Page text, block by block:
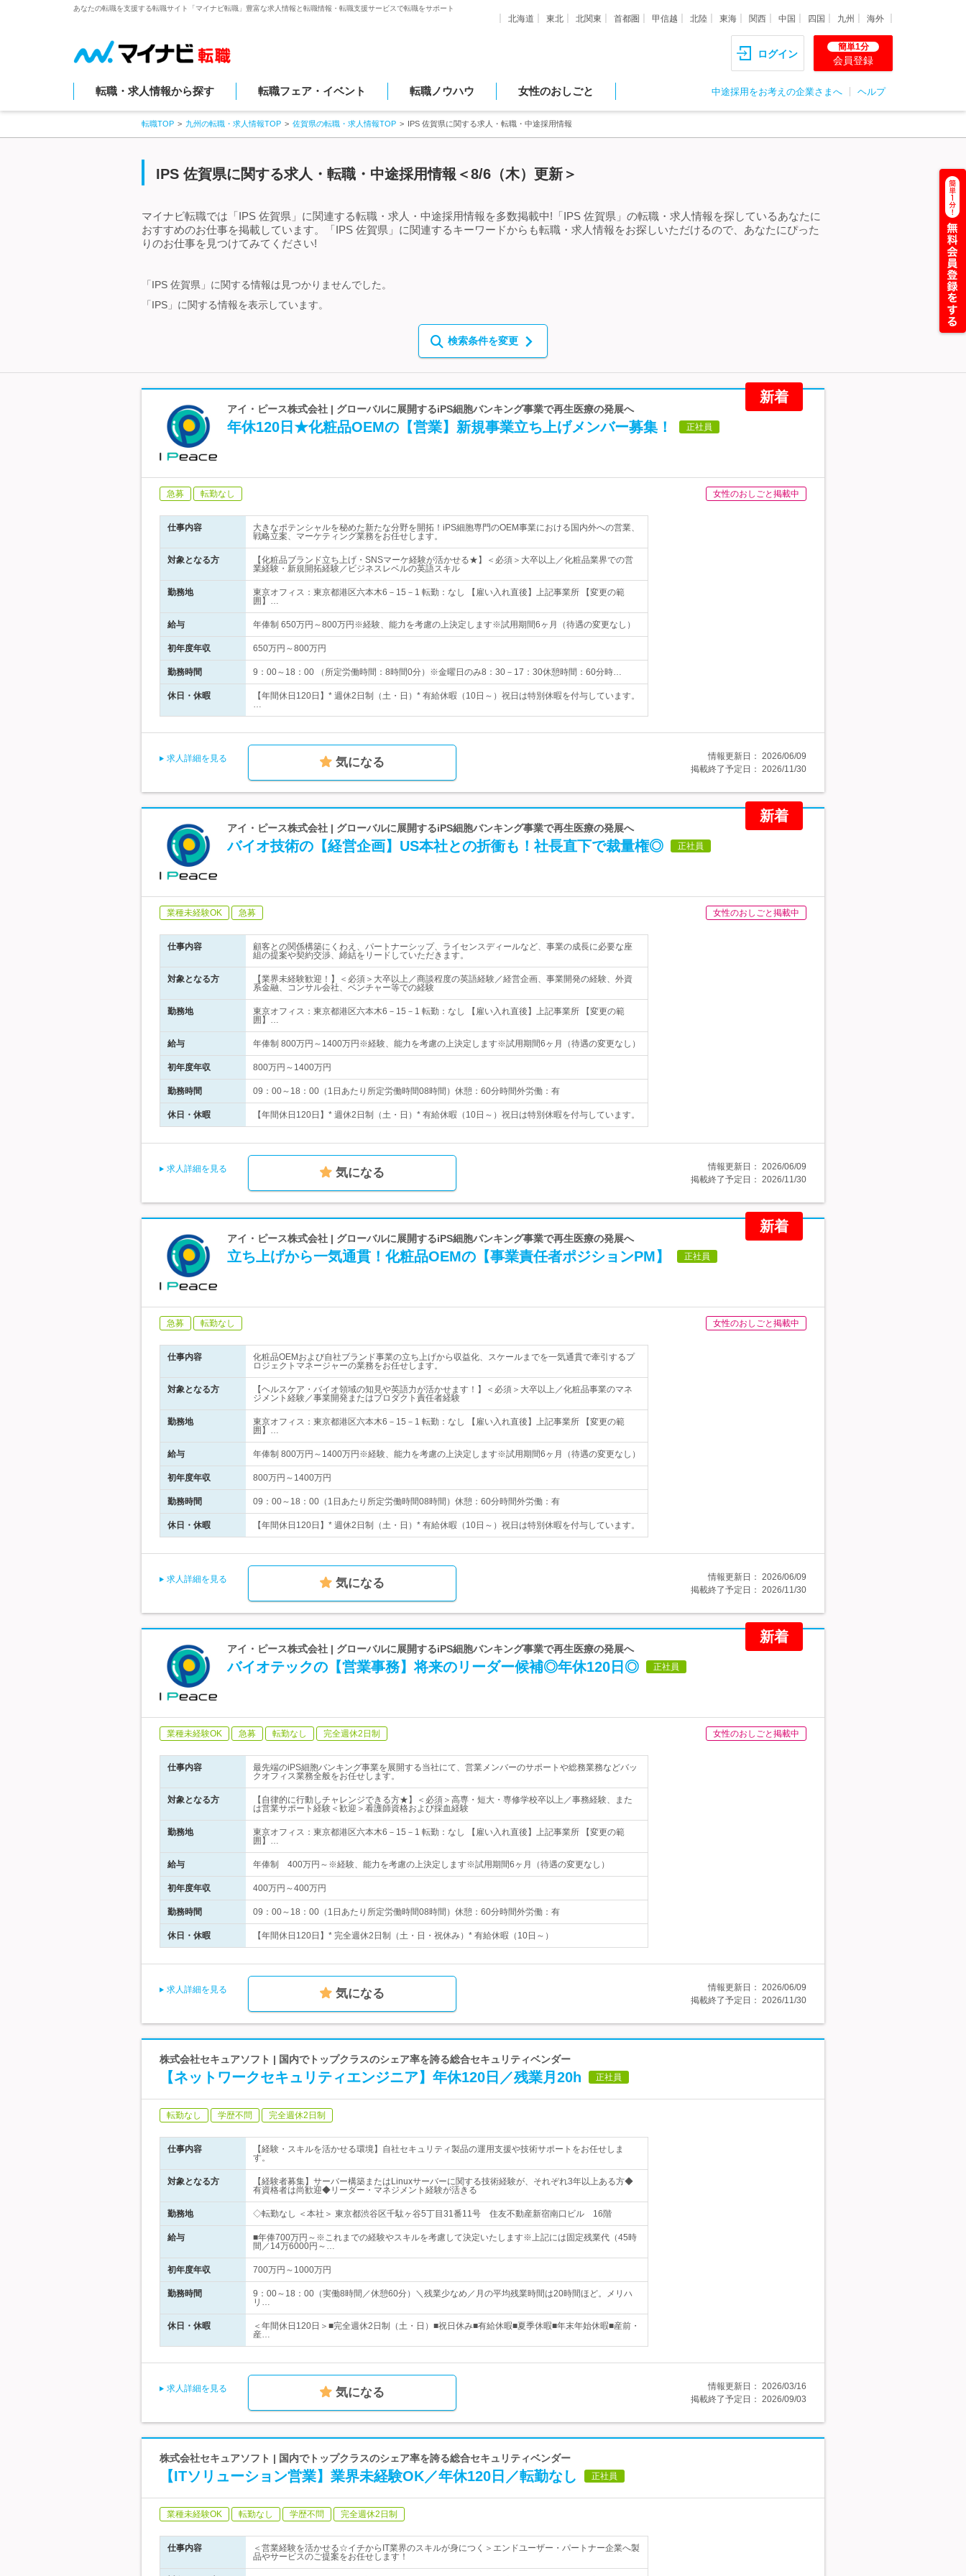
あなたの転職を支援する転職サイト「マイナビ転職」豊富な求人情報と転職情報・転職支援サービスで転職をサポート
北海道 東北 北関東 首都圏 甲信越 北陸 東海 関西 中国 四国 九州 海外
ログイン
簡単1分
会員登録
転職・求人情報から探す 転職フェア・イベント 転職ノウハウ 女性のおしごと 中途採用をお考えの企業さまへ ヘルプ
転職TOP 九州の転職・求人情報TOP 佐賀県の転職・求人情報TOP IPS 佐賀県に関する求人・転職・中途採用情報
IPS 佐賀県に関する求人・転職・中途採用情報＜8/6（木）更新＞
マイナビ転職では「IPS 佐賀県」に関連する転職・求人・中途採用情報を多数掲載中!「IPS 佐賀県」の転職・求人情報を探しているあなたに
おすすめのお仕事を掲載しています。「IPS 佐賀県」に関連するキーワードからも転職・求人情報をお探しいただけるので、あなたにぴった
りのお仕事を見つけてみてください!
「IPS 佐賀県」に関する情報は見つかりませんでした。
「IPS」に関する情報を表示しています。
検索条件を変更
新着
アイ・ピース株式会社 | グローバルに展開するiPS細胞バンキング事業で再生医療の発展へ
年休120日★化粧品OEMの【営業】新規事業立ち上げメンバー募集！ 正社員
急募 転勤なし 女性のおしごと掲載中
仕事内容
大きなポテンシャルを秘めた新たな分野を開拓！iPS細胞専門のOEM事業における国内外への営業、
戦略立案、マーケティング業務をお任せします。
対象となる方
【化粧品ブランド立ち上げ・SNSマーケ経験が活かせる★】＜必須＞大卒以上／化粧品業界での営
業経験・新規開拓経験／ビジネスレベルの英語スキル
勤務地
東京オフィス：東京都港区六本木6－15－1 転勤：なし 【雇い入れ直後】上記事業所 【変更の範
囲】…
給与 年俸制 650万円～800万円※経験、能力を考慮の上決定します※試用期間6ヶ月（待遇の変更なし）
初年度年収 650万円～800万円
勤務時間 9：00～18：00 （所定労働時間：8時間0分）※金曜日のみ8：30－17：30休憩時間：60分時…
休日・休暇
【年間休日120日】* 週休2日制（土・日）* 有給休暇（10日～）祝日は特別休暇を付与しています。
…
求人詳細を見る 気になる 情報更新日： 2026/06/09
掲載終了予定日： 2026/11/30
新着
アイ・ピース株式会社 | グローバルに展開するiPS細胞バンキング事業で再生医療の発展へ
バイオ技術の【経営企画】US本社との折衝も！社長直下で裁量権◎ 正社員
業種未経験OK 急募 女性のおしごと掲載中
仕事内容
顧客との関係構築にくわえ、パートナーシップ、ライセンスディールなど、事業の成長に必要な座
組の提案や契約交渉、締結をリードしていただきます。
対象となる方
【業界未経験歓迎！】＜必須＞大卒以上／商談程度の英語経験／経営企画、事業開発の経験、外資
系金融、コンサル会社、ベンチャー等での経験
勤務地
東京オフィス：東京都港区六本木6－15－1 転勤：なし 【雇い入れ直後】上記事業所 【変更の範
囲】…
給与 年俸制 800万円～1400万円※経験、能力を考慮の上決定します※試用期間6ヶ月（待遇の変更なし）
初年度年収 800万円～1400万円
勤務時間 09：00～18：00（1日あたり所定労働時間08時間）休憩：60分時間外労働：有
休日・休暇 【年間休日120日】* 週休2日制（土・日）* 有給休暇（10日～）祝日は特別休暇を付与しています。
求人詳細を見る 気になる 情報更新日： 2026/06/09
掲載終了予定日： 2026/11/30
新着
アイ・ピース株式会社 | グローバルに展開するiPS細胞バンキング事業で再生医療の発展へ
立ち上げから一気通貫！化粧品OEMの【事業責任者ポジションPM】 正社員
急募 転勤なし 女性のおしごと掲載中
仕事内容
化粧品OEMおよび自社ブランド事業の立ち上げから収益化、スケールまでを一気通貫で牽引するプ
ロジェクトマネージャーの業務をお任せします。
対象となる方
【ヘルスケア・バイオ領域の知見や英語力が活かせます！】＜必須＞大卒以上／化粧品事業のマネ
ジメント経験／事業開発またはプロダクト責任者経験
勤務地
東京オフィス：東京都港区六本木6－15－1 転勤：なし 【雇い入れ直後】上記事業所 【変更の範
囲】…
給与 年俸制 800万円～1400万円※経験、能力を考慮の上決定します※試用期間6ヶ月（待遇の変更なし）
初年度年収 800万円～1400万円
勤務時間 09：00～18：00（1日あたり所定労働時間08時間）休憩：60分時間外労働：有
休日・休暇 【年間休日120日】* 週休2日制（土・日）* 有給休暇（10日～）祝日は特別休暇を付与しています。
求人詳細を見る 気になる 情報更新日： 2026/06/09
掲載終了予定日： 2026/11/30
新着
アイ・ピース株式会社 | グローバルに展開するiPS細胞バンキング事業で再生医療の発展へ
バイオテックの【営業事務】将来のリーダー候補◎年休120日◎ 正社員
業種未経験OK 急募 転勤なし 完全週休2日制 女性のおしごと掲載中
仕事内容
最先端のiPS細胞バンキング事業を展開する当社にて、営業メンバーのサポートや総務業務などバッ
クオフィス業務全般をお任せします。
対象となる方
【自律的に行動しチャレンジできる方★】＜必須＞高専・短大・専修学校卒以上／事務経験、また
は営業サポート経験＜歓迎＞看護師資格および採血経験
勤務地
東京オフィス：東京都港区六本木6－15－1 転勤：なし 【雇い入れ直後】上記事業所 【変更の範
囲】…
給与 年俸制 400万円～※経験、能力を考慮の上決定します※試用期間6ヶ月（待遇の変更なし）
初年度年収 400万円～400万円
勤務時間 09：00～18：00（1日あたり所定労働時間08時間）休憩：60分時間外労働：有
休日・休暇 【年間休日120日】* 完全週休2日制（土・日・祝休み）* 有給休暇（10日～）
求人詳細を見る 気になる 情報更新日： 2026/06/09
掲載終了予定日： 2026/11/30
株式会社セキュアソフト | 国内でトップクラスのシェア率を誇る総合セキュリティベンダー
【ネットワークセキュリティエンジニア】年休120日／残業月20h 正社員
転勤なし 学歴不問 完全週休2日制
仕事内容
【経験・スキルを活かせる環境】自社セキュリティ製品の運用支援や技術サポートをお任せしま
す。
対象となる方
【経験者募集】サーバー構築またはLinuxサーバーに関する技術経験が、それぞれ3年以上ある方◆
有資格者は尚歓迎◆リーダー・マネジメント経験が活きる
勤務地 ◇転勤なし ＜本社＞ 東京都渋谷区千駄ヶ谷5丁目31番11号 住友不動産新宿南口ビル 16階
給与
■年俸700万円～※これまでの経験やスキルを考慮して決定いたします※上記には固定残業代（45時
間／14万6000円～…
初年度年収 700万円～1000万円
勤務時間
9：00～18：00（実働8時間／休憩60分）＼残業少なめ／月の平均残業時間は20時間ほど。メリハ
リ…
休日・休暇
＜年間休日120日＞■完全週休2日制（土・日）■祝日休み■有給休暇■夏季休暇■年末年始休暇■産前・
産…
求人詳細を見る 気になる 情報更新日： 2026/03/16
掲載終了予定日： 2026/09/03
株式会社セキュアソフト | 国内でトップクラスのシェア率を誇る総合セキュリティベンダー
【ITソリューション営業】業界未経験OK／年休120日／転勤なし 正社員
業種未経験OK 転勤なし 学歴不問 完全週休2日制
仕事内容
＜営業経験を活かせる☆イチからIT業界のスキルが身につく＞エンドユーザー・パートナー企業へ製
品やサービスのご提案をお任せします！